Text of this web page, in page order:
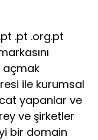
.pt .org.pt
açmak
ile kurumsal
yapanlar ve
ve şirketler
bir domain